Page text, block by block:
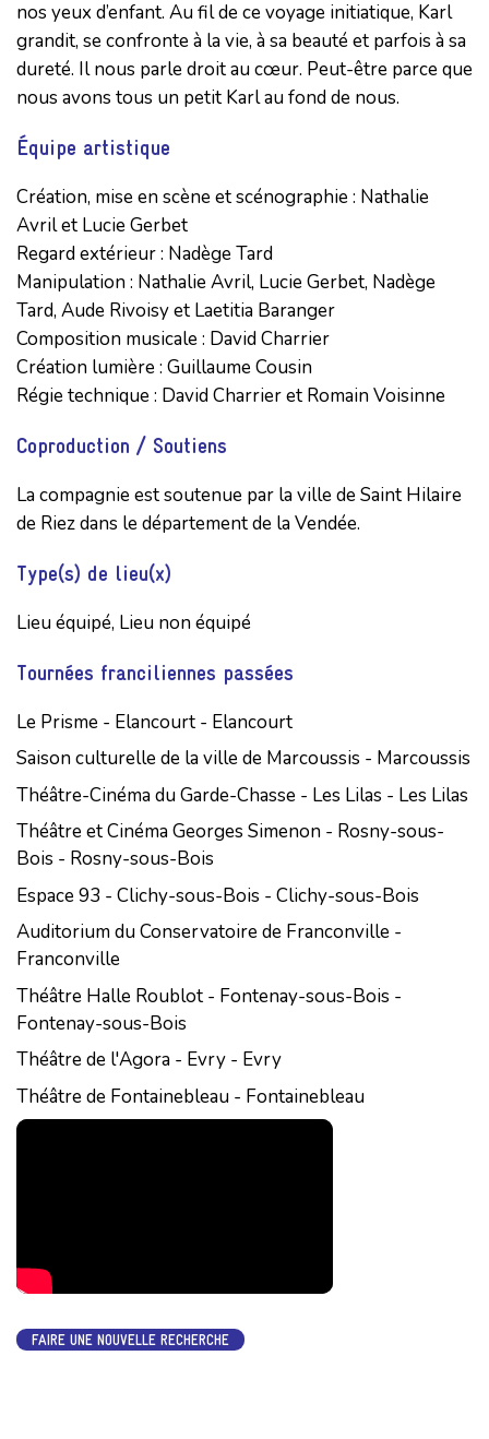
nos yeux d’enfant. Au fil de ce voyage initiatique, Karl
grandit, se confronte à la vie, à sa beauté et parfois à sa
dureté. Il nous parle droit au cœur. Peut-être parce que
nous avons tous un petit Karl au fond de nous.
Équipe artistique
Création, mise en scène et scénographie : Nathalie
Avril et Lucie Gerbet
Regard extérieur : Nadège Tard
Manipulation : Nathalie Avril, Lucie Gerbet, Nadège
Tard, Aude Rivoisy et Laetitia Baranger
Composition musicale : David Charrier
Création lumière : Guillaume Cousin
Régie technique : David Charrier et Romain Voisinne
Coproduction / Soutiens
La compagnie est soutenue par la ville de Saint Hilaire
de Riez dans le département de la Vendée.
Type(s) de lieu(x)
Lieu équipé, Lieu non équipé
Tournées franciliennes passées
Le Prisme - Elancourt - Elancourt
Saison culturelle de la ville de Marcoussis - Marcoussis
Théâtre-Cinéma du Garde-Chasse - Les Lilas - Les Lilas
Théâtre et Cinéma Georges Simenon - Rosny-sous-
Bois - Rosny-sous-Bois
Espace 93 - Clichy-sous-Bois - Clichy-sous-Bois
Auditorium du Conservatoire de Franconville -
Franconville
Théâtre Halle Roublot - Fontenay-sous-Bois -
Fontenay-sous-Bois
Théâtre de l'Agora - Evry - Evry
Théâtre de Fontainebleau - Fontainebleau
FAIRE UNE NOUVELLE RECHERCHE